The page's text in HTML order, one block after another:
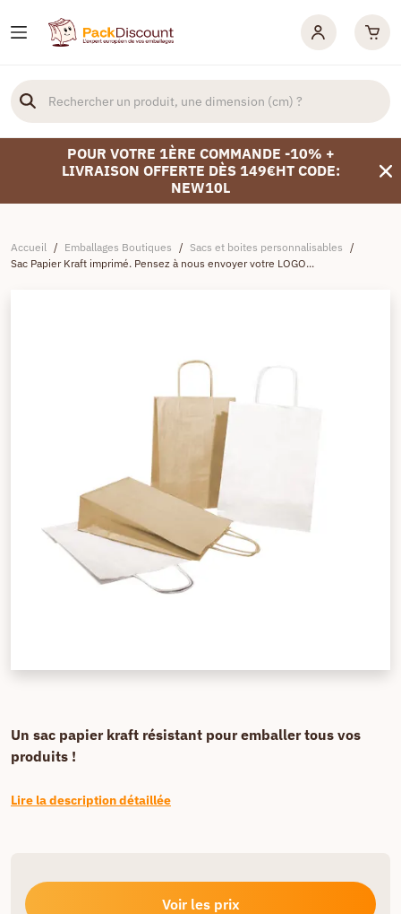
POUR VOTRE 1ÈRE COMMANDE -10% +
LIVRAISON OFFERTE DÈS 149€HT CODE:
NEW10L
Accueil / Emballages Boutiques / Sacs et boites personnalisables /
Sac Papier Kraft imprimé. Pensez à nous envoyer votre LOGO...
Un sac papier kraft résistant pour emballer tous vos
produits !
Lire la description détaillée
Voir les prix